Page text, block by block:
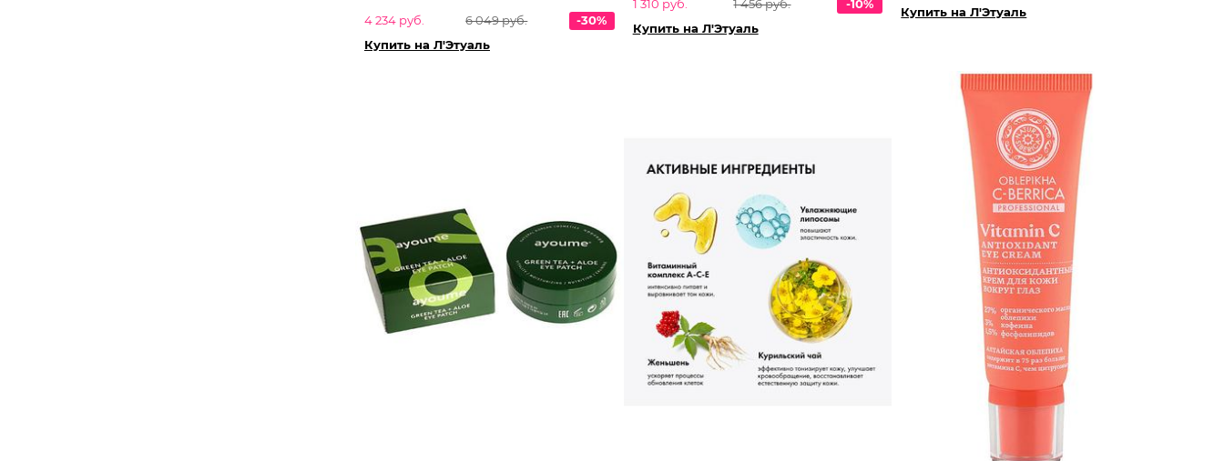
4 234 руб.
6 049 руб.
-30%
Купить на Л'Этуаль
1 310 руб.
1 456 руб.
-10%
Купить на Л'Этуаль
Купить на Л'Этуаль